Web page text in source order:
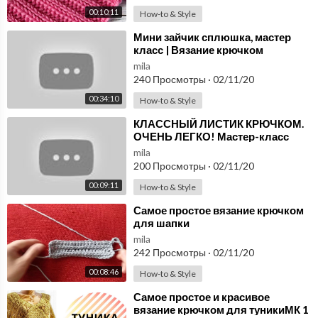
00:10:11 How-to & Style
00:34:10
⁣Мини зайчик сплюшка, мастер
класс | Вязание крючком
mila
240 Просмотры · 02/11/20
How-to & Style
00:09:11
⁣КЛАССНЫЙ ЛИСТИК КРЮЧКОМ.
ОЧЕНЬ ЛЕГКО! Мастер-класс
для начинающих от Shatlen
Шатлен.
mila
200 Просмотры · 02/11/20
How-to & Style
00:08:46
⁣Самое простое вязание крючком
для шапки
mila
242 Просмотры · 02/11/20
How-to & Style
⁣Самое простое и красивое
вязание крючком для туникиМК 1